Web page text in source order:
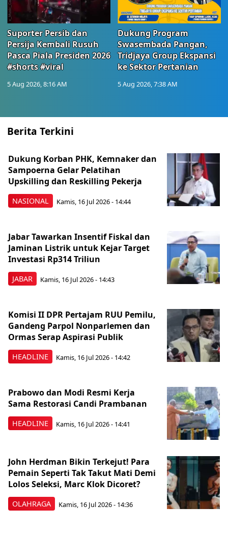
Suporter Persib dan
Persija Kembali Rusuh
Pasca Piala Presiden 2026
#shorts #viral
5 Aug 2026, 8:16 AM
Dukung Program
Swasembada Pangan,
Tridjaya Group Ekspansi
ke Sektor Pertanian
5 Aug 2026, 7:38 AM
Berita Terkini
NASIONAL
Dukung Korban PHK, Kemnaker dan
Sampoerna Gelar Pelatihan
Upskilling dan Reskilling Pekerja
Kamis, 16 Jul 2026 - 14:44
JABAR
Jabar Tawarkan Insentif Fiskal dan
Jaminan Listrik untuk Kejar Target
Investasi Rp314 Triliun
Kamis, 16 Jul 2026 - 14:43
HEADLINE
Komisi II DPR Pertajam RUU Pemilu,
Gandeng Parpol Nonparlemen dan
Ormas Serap Aspirasi Publik
Kamis, 16 Jul 2026 - 14:42
HEADLINE
Prabowo dan Modi Resmi Kerja
Sama Restorasi Candi Prambanan
Kamis, 16 Jul 2026 - 14:41
OLAHRAGA
John Herdman Bikin Terkejut! Para
Pemain Seperti Tak Takut Mati Demi
Lolos Seleksi, Marc Klok Dicoret?
Kamis, 16 Jul 2026 - 14:36